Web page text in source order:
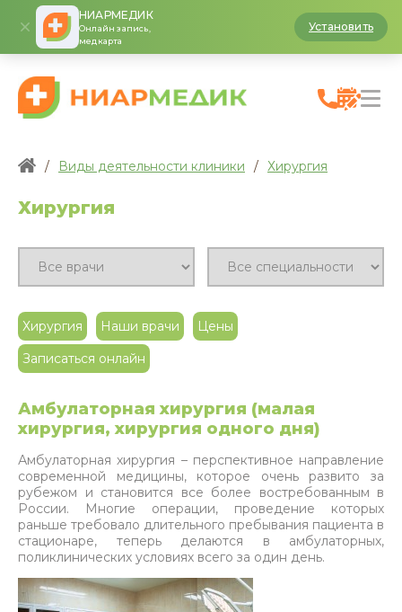
НИАРМЕДИК
Онлайн запись,
медкарта
Установить
/ Виды деятельности клиники / Хирургия
Хирургия
Хирургия Наши врачи
Цены
Записаться онлайн
Амбулаторная хирургия (малая
хирургия, хирургия одного дня)
Амбулаторная хирургия – перспективное направление
современной медицины, которое очень развито за
рубежом и становится все более востребованным в
России. Многие операции, проведение которых
раньше требовало длительного пребывания пациента в
стационаре, теперь делаются в амбулаторных,
поликлинических условиях всего за один день.